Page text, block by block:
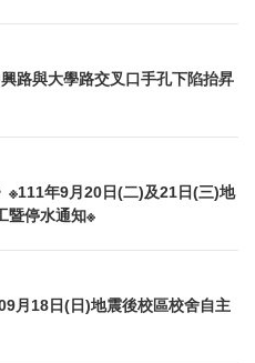
路與大學路交叉口手孔下陷抬昇
※111年9月20日(二)及21日(三)地
暨停水通知※
月18日(日)地震後校區校舍自主